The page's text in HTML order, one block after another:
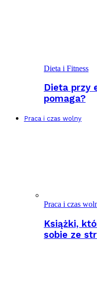
Dieta i Fitness
Dieta przy
pomaga?
Praca i czas wolny
Praca i czas
Książki,
sobie ze